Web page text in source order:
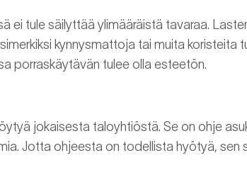
ei tule säilyttää ylimääräistä tavaraa.
kynnysmattoja tai muita koristeita
porraskäytävän tulee olla esteetön.
jokaisesta taloyhtiöstä. Se on ohje
Jotta ohjeesta on todellista hyötyä, sen